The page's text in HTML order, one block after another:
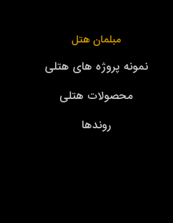
مبلمان هتل
نمونه پروژه های هتلی
محصولات هتلی
روندها